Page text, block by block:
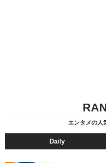
エンタメの人
Daily